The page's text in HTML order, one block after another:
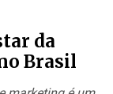
da
Brasil